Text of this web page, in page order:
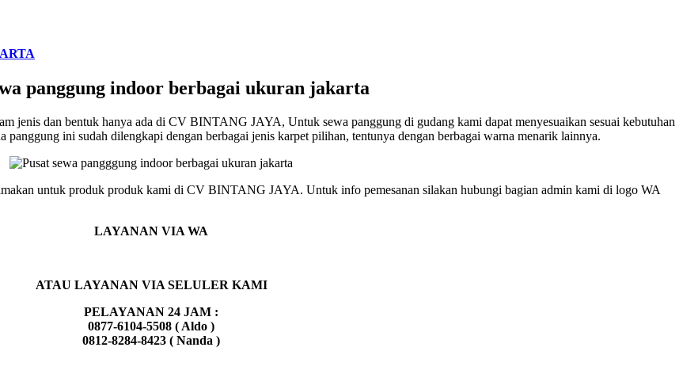
panggung indoor berbagai ukuran jakarta
jenis dan bentuk hanya ada di CV BINTANG JAYA, Untuk sewa panggung di gudang kami dapat menyesuaikan sesuai kebutuhan
ini sudah dilengkapi dengan berbagai jenis karpet pilihan, tentunya dengan berbagai warna menarik lainnya.
untuk produk produk kami di CV BINTANG JAYA. Untuk info pemesanan silakan hubungi bagian admin kami di logo WA
LAYANAN VIA WA
ATAU LAYANAN VIA SELULER KAMI
PELAYANAN 24 JAM :
0877-6104-5508 ( Aldo )
0812-8284-8423 ( Nanda )